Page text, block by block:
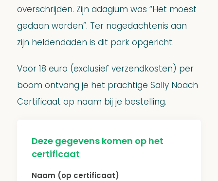
overschrijden. Zijn adagium was “Het moest
gedaan worden”. Ter nagedachtenis aan
zijn heldendaden is dit park opgericht.
Voor 18 euro (exclusief verzendkosten) per
boom ontvang je het prachtige Sally Noach
Certificaat op naam bij je bestelling.
Deze gegevens komen op het
certificaat
Naam (op certificaat)